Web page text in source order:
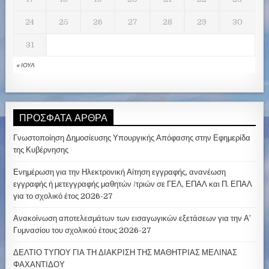
« ΙΟΎΛ
24 25 26 27 28 29 30
31
ΠΡΌΣΦΑΤΑ ΆΡΘΡΑ
Γνωστοποίηση Δημοσίευσης Υπουργικής Απόφασης στην Εφημερίδα
της Κυβέρνησης
Ενημέρωση για την Ηλεκτρονική Αίτηση εγγραφής, ανανέωση
εγγραφής ή μετεγγραφής μαθητών /τριών σε ΓΕΛ, ΕΠΑΛ και Π. ΕΠΑΛ
για το σχολικό έτος 2026-27
Ανακοίνωση αποτελεσμάτων των εισαγωγικών εξετάσεων για την Α’
Γυμνασίου του σχολικού έτους 2026-27
ΔΕΛΤΙΟ ΤΥΠΟΥ ΓΙΑ ΤΗ ΔΙΑΚΡΙΣΗ ΤΗΣ ΜΑΘΗΤΡΙΑΣ ΜΕΛΙΝΑΣ
ΦΑΧΑΝΤΙΔΟΥ